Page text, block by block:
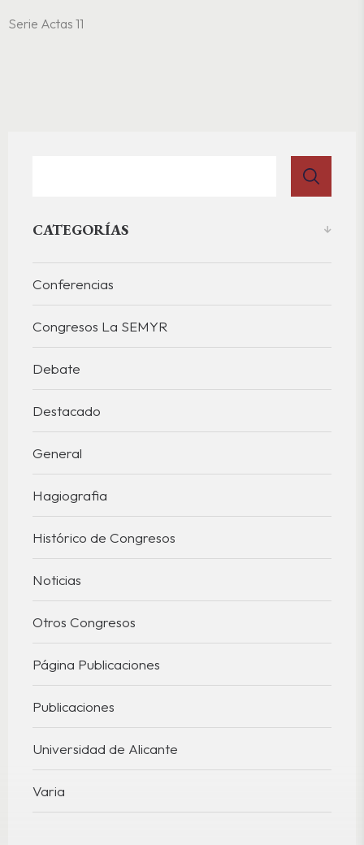
INTERTEXTUALIDADES Y
Serie Actas 11
CATEGORÍAS
Conferencias
Congresos La SEMYR
Debate
Destacado
General
Hagiografia
Histórico de Congresos
Noticias
Otros Congresos
Página Publicaciones
Publicaciones
Universidad de Alicante
Varia